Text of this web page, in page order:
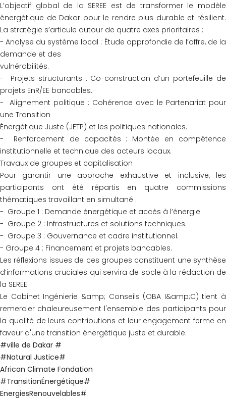
L’objectif global de la SEREE est de transformer le modèle
énergétique de Dakar pour le rendre plus durable et résilient.
La stratégie s’articule autour de quatre axes prioritaires :
- Analyse du système local : Étude approfondie de l’offre, de la
demande et des
vulnérabilités.
- Projets structurants : Co-construction d’un portefeuille de
projets EnR/EE bancables.
- Alignement politique : Cohérence avec le Partenariat pour
une Transition
Énergétique Juste (JETP) et les politiques nationales.
- Renforcement de capacités : Montée en compétence
institutionnelle et technique des acteurs locaux.
Travaux de groupes et capitalisation
Pour garantir une approche exhaustive et inclusive, les
participants ont été répartis en quatre commissions
thématiques travaillant en simultané :
- Groupe 1 : Demande énergétique et accès à l’énergie.
- Groupe 2 : Infrastructures et solutions techniques.
- Groupe 3 : Gouvernance et cadre institutionnel.
- Groupe 4 : Financement et projets bancables.
Les réflexions issues de ces groupes constituent une synthèse
d’informations cruciales qui servira de socle à la rédaction de
la SEREE.
Le Cabinet Ingénierie &amp; Conseils (OBA I&amp;C) tient à
remercier chaleureusement l'ensemble des participants pour
la qualité de leurs contributions et leur engagement ferme en
faveur d'une transition énergétique juste et durable.
#ville de Dakar #
#Natural Justice#
African Climate Fondation
#TransitionÉnergétique#
EnergiesRenouvelables#